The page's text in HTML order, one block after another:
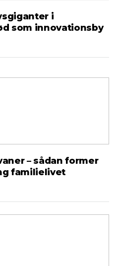
i
som innovationsby
– sådan former
familielivet